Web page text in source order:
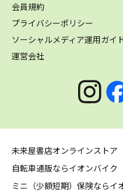
会員規約
プライバシーポリシー
ソーシャルメディア運用ガイ
運営会社
未来屋書店オンラインストア
自転車通販ならイオンバイク
ミニ（少額短期）保険ならイ